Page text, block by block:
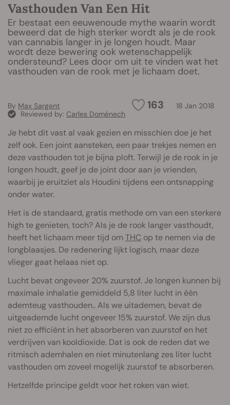
Vasthouden Van Een Hit
Er bestaat een eeuwenoude mythe waarin wordt
beweerd dat de high sterker wordt als je de rook
van cannabis langer in je longen houdt. Maar
wordt deze bewering ook wetenschappelijk
ondersteund? Lees door om uit te vinden wat het
vasthouden van de rook met je lichaam doet.
163 18 Jan 2018
By Max Sargent
Reviewed by: Carles Doménech
Je hebt dit vast al vaak gezien en misschien doe je het
zelf ook. Een joint aansteken, een paar trekjes nemen en
deze vasthouden tot je bijna ploft. Terwijl je de rook in je
longen houdt, geef je de joint door aan je vrienden,
waarbij je eruitziet als Houdini tijdens een ontsnapping
onder water.
Het is de standaard, gratis methode om van een sterkere
high te genieten, toch? Als je de rook langer vasthoudt,
heeft het lichaam meer tijd omTHC op te nemen via de
longblaasjes. De redenering lijkt logisch, maar deze
vlieger gaat helaas niet op.
Lucht bevat ongeveer 20% zuurstof. Je longen kunnen bij
maximale inhalatie gemiddeld 5,8 liter lucht in één
ademteug vasthouden.. Als we uitademen, bevat de
uitgeademde lucht ongeveer 15% zuurstof. We zijn dus
niet zo efficiënt in het absorberen van zuurstof en het
verdrijven van kooldioxide. Dat is ook de reden dat we
ritmisch ademhalen en niet minutenlang zes liter lucht
vasthouden om zoveel mogelijk zuurstof te absorberen.
Hetzelfde principe geldt voor het roken van wiet.